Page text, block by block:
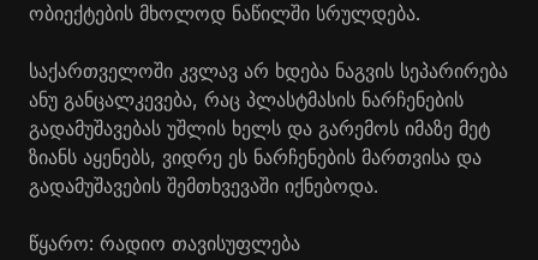
ობიექტების მხოლოდ ნაწილში სრულდება.
საქართველოში კვლავ არ ხდება ნაგვის სეპარირება
ანუ განცალკევება, რაც პლასტმასის ნარჩენების
გადამუშავებას უშლის ხელს და გარემოს იმაზე მეტ
ზიანს აყენებს, ვიდრე ეს ნარჩენების მართვისა და
გადამუშავების შემთხვევაში იქნებოდა.
წყარო: რადიო თავისუფლება